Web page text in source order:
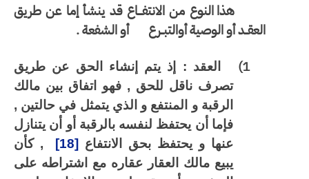
هذا النوع من الانتفـــاع قد ينشأ إما عن طريق
العقــد أو الوصية أوالتبــرع
أو الشفعة .
العقد : إذ يتم إنشاء الحق عن طريق
تصرف ناقل للحق , فهو اتفاق بين مالك
الرقبة و المنتفع و الذي يتمثل في حالتين ,
فإما أن يحتفظ لنفسه بالرقبة أو أن يتنازل
عنها و يحتفظ بحق الانتفاع[18]
, كأن
يبيع مالك العقار عقاره مع اشتراطه على